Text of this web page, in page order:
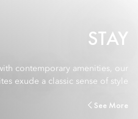
STAY
contemporary amenities, our
exude a classic sense of style.
See More